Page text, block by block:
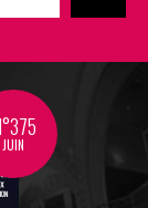
JUIN